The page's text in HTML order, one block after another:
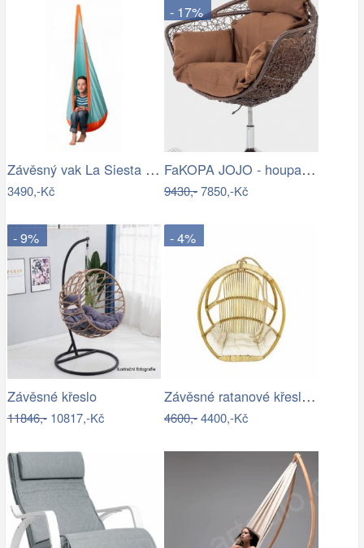
Závěsný vak La Siesta JOKI Outdoor - IN
3490,-Kč
- 17%
FaKOPA JOJO - houpací křeslo z ratanu…
9430,-7850,-Kč
- 9%
Závěsné křeslo
11846,-10817,-Kč
- 4%
Závěsné ratanové křeslo GOLDIE - světlý…
4600,-4400,-Kč